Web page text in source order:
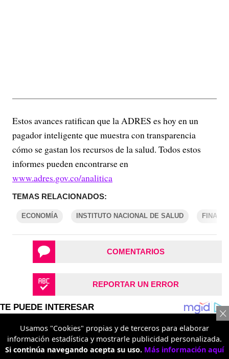
Estos avances ratifican que la ADRES es hoy en un
pagador inteligente que muestra con transparencia
cómo se gastan los recursos de la salud. Todos estos
informes pueden encontrarse en
www.adres.gov.co/analitica
TEMAS RELACIONADOS:
ECONOMÍA INSTITUTO NACIONAL DE SALUD
COMENTARIOS
REPORTAR UN ERROR
Usamos "Cookies" propias y de terceros para elaborar
información estadística y mostrarle publicidad personalizada.
Si continúa navegando acepta su uso. Más información aquí